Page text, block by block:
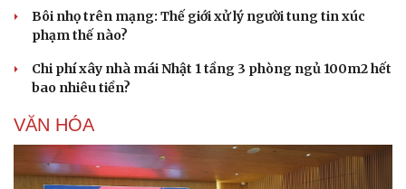
Bôi nhọ trên mạng: Thế giới xử lý người tung tin xúc
phạm thế nào?
Chi phí xây nhà mái Nhật 1 tầng 3 phòng ngủ 100m2 hết
bao nhiêu tiền?
VĂN HÓA